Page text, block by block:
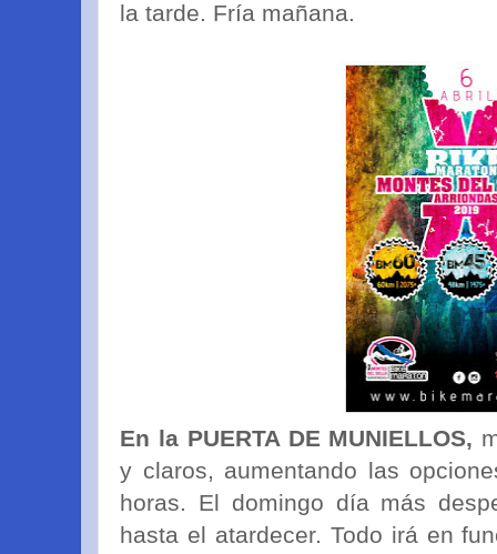
la tarde. Fría mañana.
En la PUERTA DE MUNIELLOS,
y claros, aumentando las
horas. El domingo día más
hasta el atardecer. Todo irá en